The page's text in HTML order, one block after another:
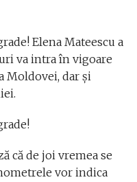
Elena Mateescu a
va intra în vigoare
Moldovei, dar și
că de joi vremea se
vor indica